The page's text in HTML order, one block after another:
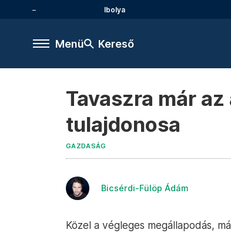
Ibolya
Menü Kereső
Tavaszra már
tulajdonosa
GAZDASÁG
Bicsérdi-Fülöp Ádám
Közel a végleges megállapodás,